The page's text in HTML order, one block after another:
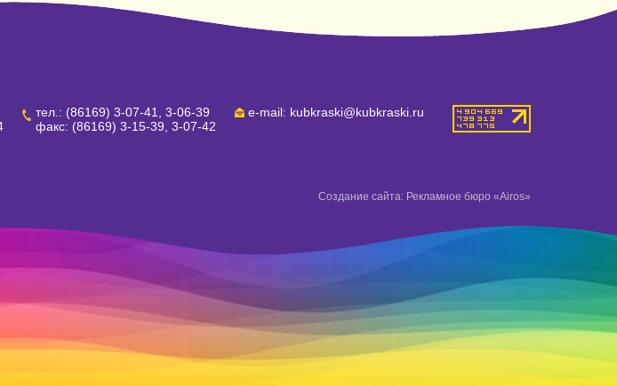
тел.: (86169) 3-07-41, 3-06-39
факс: (86169) 3-15-39, 3-07-42
e-mail: kubkraski@kubkraski.ru
Создание сайта: Рекламное бюро «Airos»